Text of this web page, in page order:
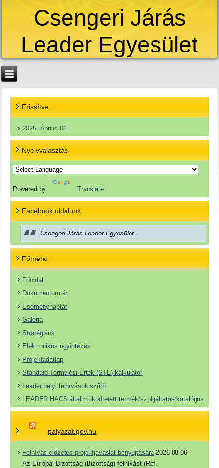
Csengeri Járás
Leader Egyesület
Frissítve
2025. Április 06.
Nyelvválasztás
Powered by Translate
Facebook oldalunk
Csengeri Járás Leader Egyesület
Főmenü
Főoldal
Dokumentumtár
Eseménynaptár
Galéria
Stratégiánk
Elektronikus ügyintézés
Projektadatlap
Standard Termelési Érték (STÉ) kalkulátor
Leader helyi felhívások szűrő
LEADER HACS által működtetett termék/szolgáltatás katalógus
palyazat.gov.hu
Felhívás előzetes projektjavaslat benyújtására 2026-08-06
Az Európai Bizottság (Bizottság) felhívást (Ref.